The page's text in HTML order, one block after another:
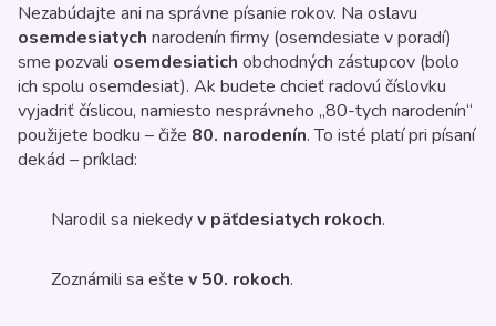
Nezabúdajte ani na správne písanie rokov. Na oslavu
osemdesiatych narodenín firmy (osemdesiate v poradí)
sme pozvali osemdesiatich obchodných zástupcov (bolo
ich spolu osemdesiat). Ak budete chcieť radovú číslovku
vyjadriť číslicou, namiesto nesprávneho „80-tych narodenín“
použijete bodku – čiže 80. narodenín. To isté platí pri písaní
dekád – príklad:
Narodil sa niekedyv päťdesiatych rokoch.
Zoznámili sa ešte v 50. rokoch.